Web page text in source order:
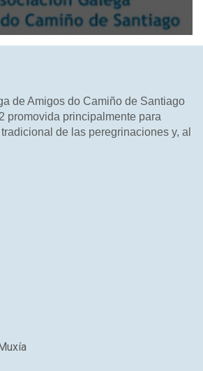
de Amigos do Camiño de Santiago
promovida principalmente para
de las peregrinaciones y, al